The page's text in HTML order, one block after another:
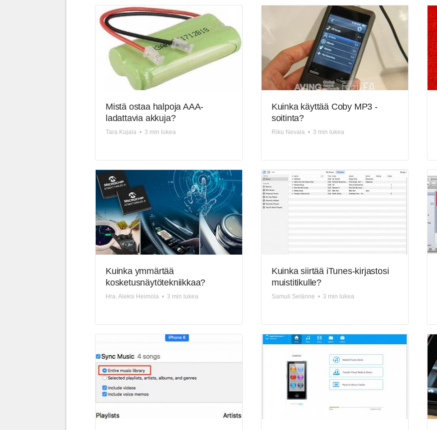
Mistä ostaa halpoja AAA-
ladattavia akkuja?
Tara Kujala • 3 min lukea
Kuinka käyttää Coby MP3 -
soitinta?
Riku Nevala • 3 min lukea
Kuinka ymmärtää
kosketusnäytötekniikkaa?
Hra. Aleksi Heimola • 3 min lukea
Kuinka siirtää iTunes-kirjastosi
muistitikulle?
Samuli Selänne • 3 min lukea